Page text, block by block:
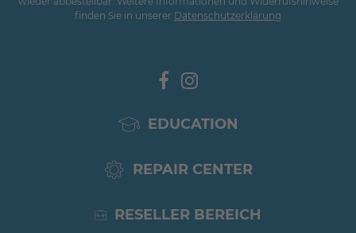
finden Sie in unserer Daten­schutz­erklärung
EDUCATION
REPAIR CENTER
RESELLER BEREICH